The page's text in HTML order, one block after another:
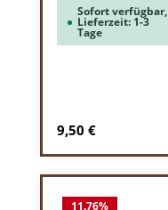
Sofort verfügbar,
Lieferzeit: 1-3
Tage
Regulärer Preis:
9,50 €
11.76%